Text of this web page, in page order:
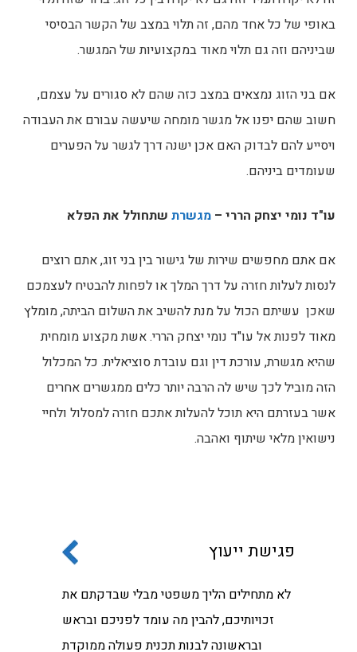
באופי של כל אחד מהם, זה תלוי במצב של הקשר הבסיסי
שביניהם וזה גם תלוי מאוד במקצועיות של המגשר.
אם בני הזוג נמצאים במצב כזה שהם לא סגורים על עצמם,
חשוב שהם יפנו אל מגשר מומחה שיעשה עבורם את העבודה
ויסייע להם לבדוק האם אכן ישנה דרך לגשר על הפערים
שעומדים ביניהם.
עו"ד נומי יצחק הררי – מגשרתשתחולל את הפלא
אם אתם מחפשים שירות של גישור בין בני זוג, אתם רוצים
לנסות לעלות חזרה על דרך המלך או לפחות להבטיח לעצמכם
שאכן עשיתם הכול על מנת להשיב את השלום הביתה, מומלץ
מאוד לפנות אל עו"ד נומי יצחק הררי. אשת מקצוע מומחית
שהיא מגשרת, עורכת דין וגם עובדת סוציאלית. כל המכלול
הזה מוביל לכך שיש לה הרבה יותר כלים ממגשרים אחרים
אשר בעזרתם היא תוכל להעלות אתכם חזרה למסלול ולחיי
נישואין מלאי שיתוף ואהבה.
פגישת ייעוץ
לא מתחילים הליך משפטי מבלי שבדקתם את
זכויותיכם, להבין מה עומד לפניכם ובראש
ובראשונה לבנות תכנית פעולה ממוקדת